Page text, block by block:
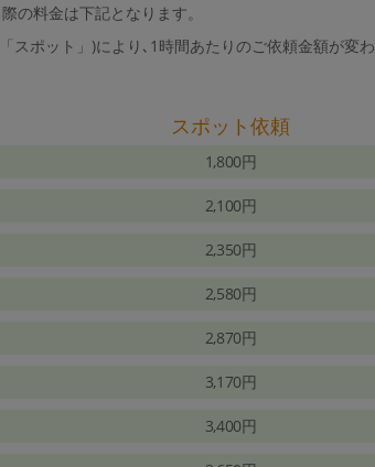
の料金は下記となります。
スポット」)により､1時間あたりのご依頼金額が変わ
スポット依頼
1,800円
2,100円
2,350円
2,580円
2,870円
3,170円
3,400円